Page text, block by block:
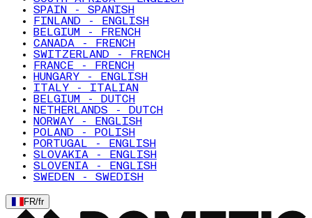
SPAIN - SPANISH
FINLAND - ENGLISH
BELGIUM - FRENCH
CANADA - FRENCH
SWITZERLAND - FRENCH
FRANCE - FRENCH
HUNGARY - ENGLISH
ITALY - ITALIAN
BELGIUM - DUTCH
NETHERLANDS - DUTCH
NORWAY - ENGLISH
POLAND - POLISH
PORTUGAL - ENGLISH
SLOVAKIA - ENGLISH
SLOVENIA - ENGLISH
SWEDEN - SWEDISH
FR/fr